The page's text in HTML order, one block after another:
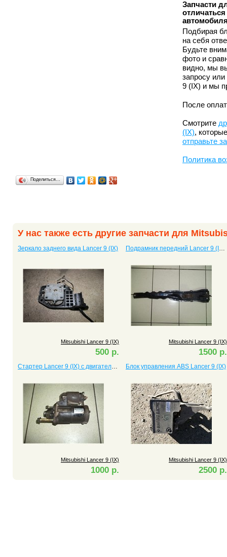
Запчасти
Подбирая
на себя
Будьте
фото и
видно, мы
запросу
9 (IX) и мы
После
Смотрите
(IX),
отправьте
Политика
Поделиться…
У нас также есть другие запчасти для
Зеркало заднего вида Lancer 9 (IX)
Mitsubishi Lancer 9 (IX)
500 р.
Подрамник передний Lancer 9 (IX) с двигателем 1.6
Mitsubishi Lancer 9 (IX)
1500 р.
Стартер Lancer 9 (IX) c двигателем 1,6
Mitsubishi Lancer 9 (IX)
1000 р.
Блок управления ABS Lancer 9 (IX)
Mitsubishi Lancer 9 (IX)
2500 р.